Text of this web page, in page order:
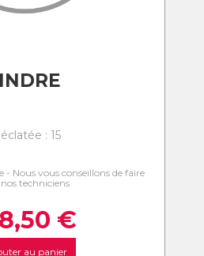
: 15
- Nous vous conseillons de faire
techniciens
€
au panier